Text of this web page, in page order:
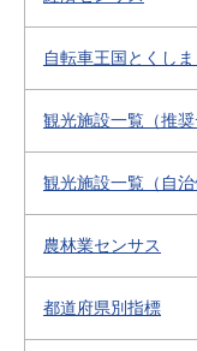
自転車王国とくし
観光施設一覧（推奨
観光施設一覧（自
農林業センサス
都道府県別指標